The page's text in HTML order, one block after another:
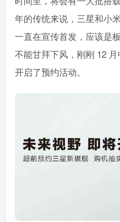
年的传统来说，三星和小
一直在宣传首发，应该是
不能甘拜下风，刚刚 12
开启了预约活动。